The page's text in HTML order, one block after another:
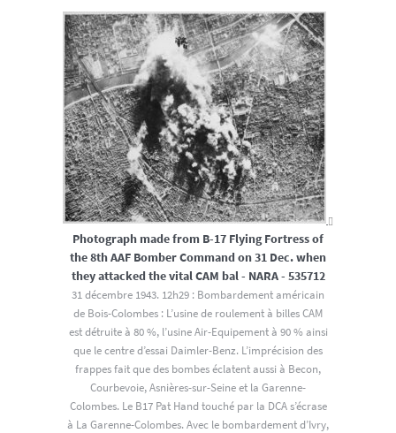
Photograph made from B-17 Flying Fortress of
the 8th AAF Bomber Command on 31 Dec. when
they attacked the vital CAM bal - NARA - 535712
31 décembre 1943. 12h29 : Bombardement américain
de Bois-Colombes : L’usine de roulement à billes CAM
est détruite à 80 %, l’usine Air-Equipement à 90 % ainsi
que le centre d’essai Daimler-Benz. L’imprécision des
frappes fait que des bombes éclatent aussi à Becon,
Courbevoie, Asnières-sur-Seine et la Garenne-
Colombes. Le B17 Pat Hand touché par la DCA s’écrase
à La Garenne-Colombes. Avec le bombardement d’Ivry,